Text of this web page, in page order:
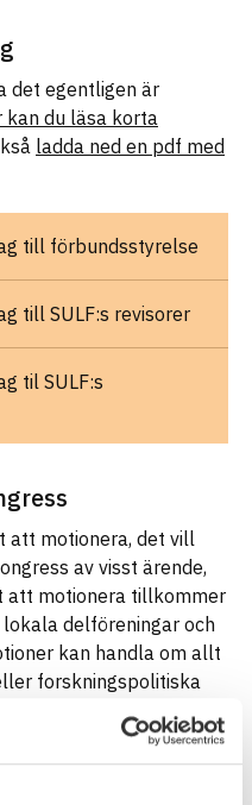
det egentligen är
kan du läsa korta
ladda ned en pdf med
till förbundsstyrelse
till SULF:s revisorer
til SULF:s
att motionera, det vill
av visst ärende,
att motionera tillkommer
delföreningar och
kan handla om allt
forskningspolitiska